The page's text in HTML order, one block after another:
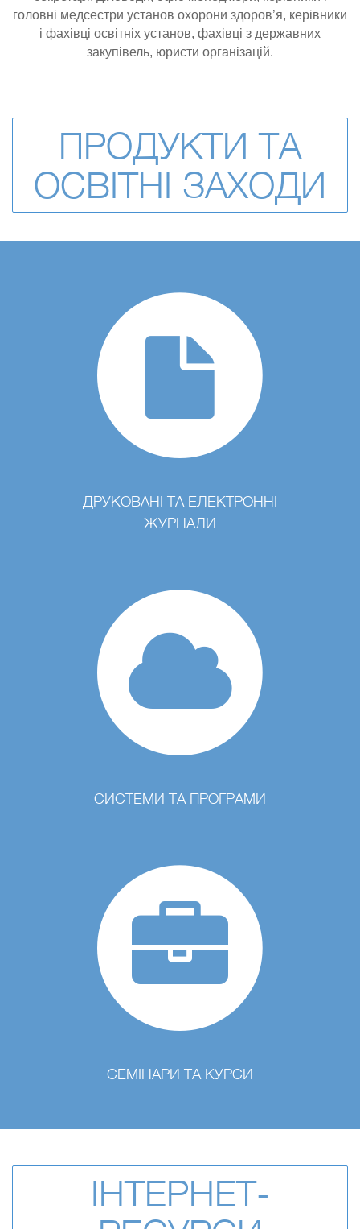
головні медсестри установ охорони здоров’я, керівники
і фахівці освітніх установ, фахівці з державних
закупівель, юристи організацій.
ПРОДУКТИ ТА
ОСВІТНІ ЗАХОДИ
ДРУКОВАНІ ТА ЕЛЕКТРОННІ
ЖУРНАЛИ
СИСТЕМИ ТА ПРОГРАМИ
СЕМІНАРИ ТА КУРСИ
ІНТЕРНЕТ-